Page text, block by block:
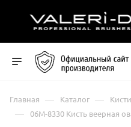
Главная — Каталог —
— 06М-8330 Кисть веерная